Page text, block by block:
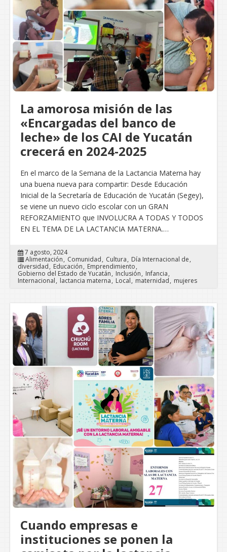
La amorosa misión de las
«Encargadas del banco de
leche» de los CAI de Yucatán
crecerá en 2024-2025
En el marco de la Semana de la Lactancia Materna hay
una buena nueva para compartir: Desde Educación
Inicial de la Secretaría de Educación de Yucatán (Segey),
se viene un nuevo ciclo escolar con un GRAN
REFORZAMIENTO que INVOLUCRA A TODAS Y TODOS
EN EL TEMA DE LA LACTANCIA MATERNA.…
7 agosto, 2024
Alimentación
Comunidad Cultura
Día Internacional de
diversidad
Educación
Emprendimiento
Gobierno del Estado de Yucatán
Inclusión
Infancia
Internacional
lactancia materna Local maternidad mujeres
Cuando empresas e
instituciones se ponen la